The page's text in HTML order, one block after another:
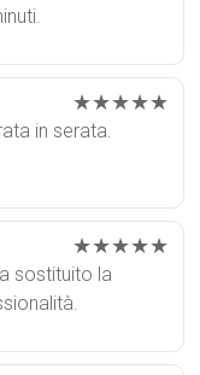
★★★★★
in serata.
★★★★★
sostituito la